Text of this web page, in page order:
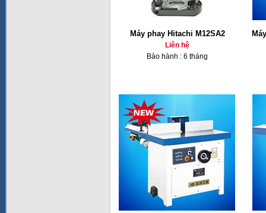
Máy phay Hitachi M12SA2
Liên hệ
Bảo hành : 6 tháng